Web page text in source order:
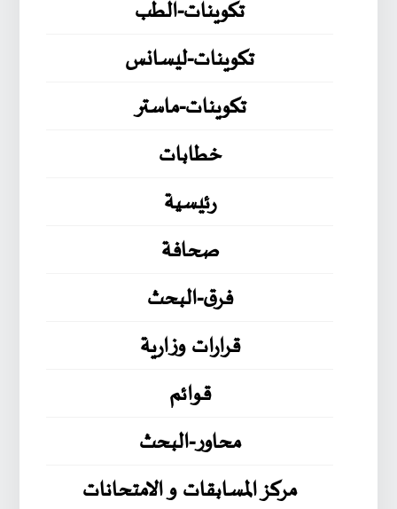
تكوينات-الطب
تكوينات-ليسانس
تكوينات-ماستر
خطابات
رئيسية
صحافة
فرق-البحث
قرارات وزارية
قوائم
محاور-البحث
مركز المسابقات و الامتحانات